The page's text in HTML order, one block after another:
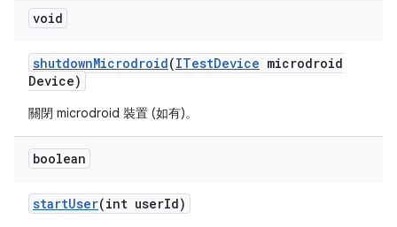
void
shutdownMicrodroid(ITestDevice microdroid
Device)
關閉 microdroid 裝置 (如有)。
boolean
startUser(int userId)